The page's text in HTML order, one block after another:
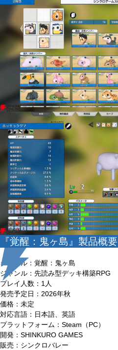
『覚醒：鬼ヶ島』製品概要
タイトル：覚醒：鬼ヶ島
ジャンル：先読み型デッキ構築RPG
プレイ人数：1人
発売予定日：2026年秋
価格：未定
対応言語：日本語、英語
プラットフォーム：Steam（PC）
開発：SHINKURO GAMES
販売：シンクロバレー